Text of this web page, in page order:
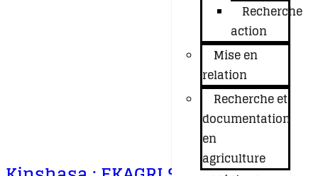
Recherche
action
Mise en
relation
Recherche et
documentation
en
agriculture